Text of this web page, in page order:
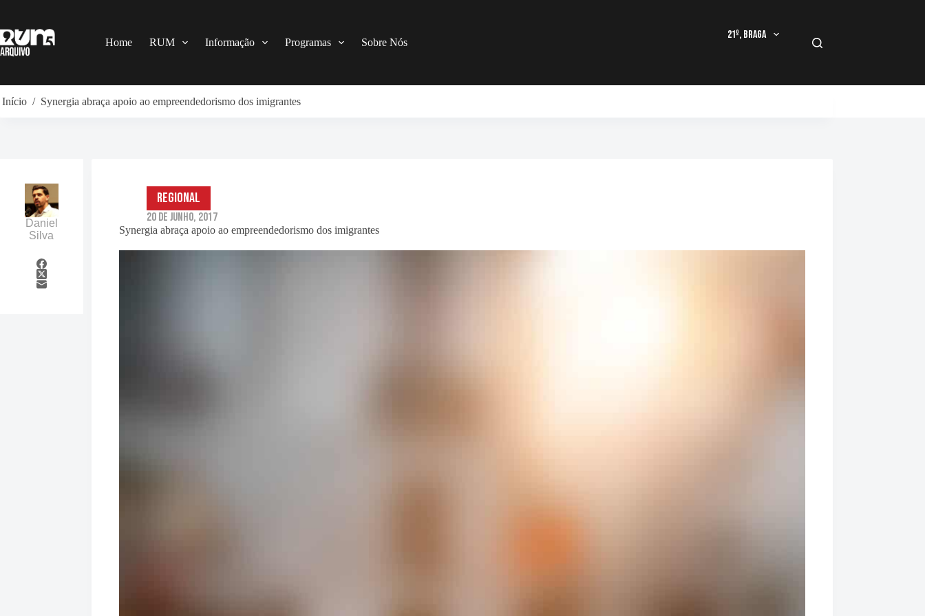
o
conteúdo
Home RUM Informação Programas Sobre Nós
21º, Braga
Início / Synergia abraça apoio ao empreendedorismo dos imigrantes
Synergia abraça apoio ao empreendedorismo dos imigrantes
Regional
20 de Junho, 2017
Daniel
Silva